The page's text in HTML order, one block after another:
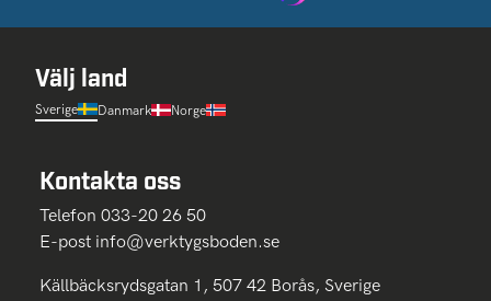
Välj land
Sverige Danmark Norge
Kontakta oss
Telefon 033-20 26 50
E-post info@verktygsboden.se
Källbäcksrydsgatan 1, 507 42 Borås, Sverige